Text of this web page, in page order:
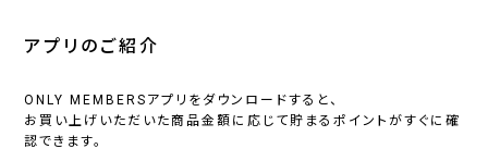
アプリのご紹介
ONLY MEMBERSアプリをダウンロードすると、
お買い上げいただいた商品金額に応じて貯まるポイントがすぐに確
認できます。